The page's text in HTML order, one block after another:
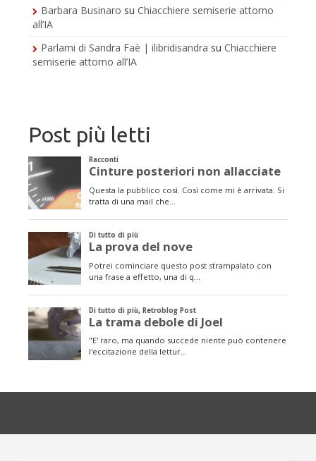
Barbara Businaro su Chiacchiere semiserie attorno
all’IA
Parlami di Sandra Faè | ilibridisandra su Chiacchiere
semiserie attorno all’IA
Post più letti